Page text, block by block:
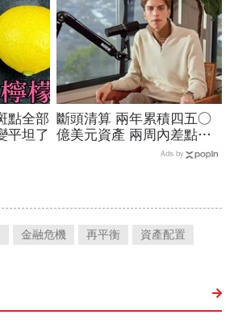
點全部
平坦了
斷頭清算 兩年累積四五○
億美元資產 兩周內差點全
爆倉 華爾街少年股神四倍
Ads by
金融危機 再平衡 資產配置